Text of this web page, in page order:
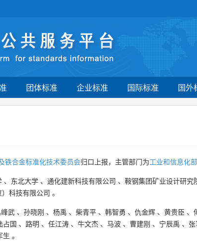
团体标准 企业标准 国际标准 国外
铁合金标准化技术委员会归口上报，主管部门为工业和信息化部
、 东北大学 、 通化建新科技有限公司 、 鞍钢集团矿业设计研究
科技有限公司 。
峰武 、 孙晓刚 、 杨禹 、 柴青平 、 韩智勇 、 仇金辉 、 黄贵臣 、
占国 、 路明 、 任江涛 、 牛文杰 、 马波 、 曹建刚 、 宁辰禹 、 张
生 。